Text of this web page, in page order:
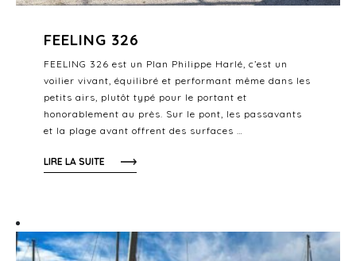
FEELING 326
FEELING 326 est un Plan Philippe Harlé, c’est un
voilier vivant, équilibré et performant même dans les
petits airs, plutôt typé pour le portant et
honorablement au près. Sur le pont, les passavants
et la plage avant offrent des surfaces …
LIRE LA SUITE